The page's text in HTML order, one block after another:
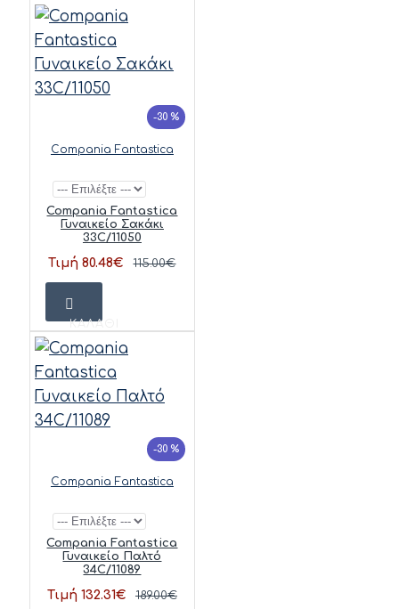
-30 %
Compania Fantastica
Compania Fantastica
Γυναικείο Σακάκι
33C/11050
Τιμή 80.48€ 115.00€
ΚΑΛΆΘΙ
-30 %
Compania Fantastica
Compania Fantastica
Γυναικείο Παλτό
34C/11089
Τιμή 132.31€ 189.00€